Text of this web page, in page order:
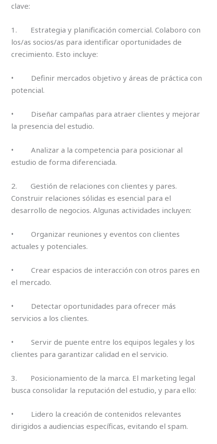
clave:
1. Estrategia y planificación comercial. Colaboro con
los/as socios/as para identificar oportunidades de
crecimiento. Esto incluye:
• Definir mercados objetivo y áreas de práctica con
potencial.
• Diseñar campañas para atraer clientes y mejorar
la presencia del estudio.
• Analizar a la competencia para posicionar al
estudio de forma diferenciada.
2. Gestión de relaciones con clientes y pares.
Construir relaciones sólidas es esencial para el
desarrollo de negocios. Algunas actividades incluyen:
• Organizar reuniones y eventos con clientes
actuales y potenciales.
• Crear espacios de interacción con otros pares en
el mercado.
• Detectar oportunidades para ofrecer más
servicios a los clientes.
• Servir de puente entre los equipos legales y los
clientes para garantizar calidad en el servicio.
3. Posicionamiento de la marca. El marketing legal
busca consolidar la reputación del estudio, y para ello:
• Lidero la creación de contenidos relevantes
dirigidos a audiencias específicas, evitando el spam.